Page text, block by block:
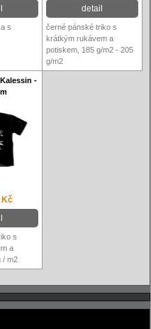
detail
s
černé pánské triko s
krátkým rukávem a
potiskem, 185 g/m2 - 205
g/m2
-
Kč
s
a
/ m2